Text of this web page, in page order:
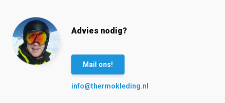
Advies nodig?
Mail ons!
info@thermokleding.nl